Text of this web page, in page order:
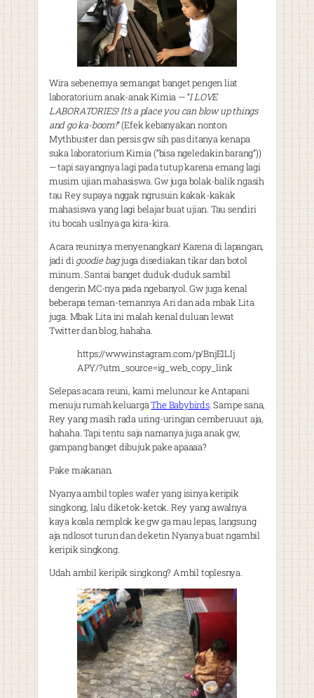
Wira sebenernya semangat banget pengen liat
laboratorium anak-anak Kimia — “I LOVE
LABORATORIES! It’s a place you can blow up things
and go ka-boom!” (Efek kebanyakan nonton
Mythbuster dan persis gw sih pas ditanya kenapa
suka laboratorium Kimia (“bisa ngeledakin barang”))
— tapi sayangnya lagi pada tutup karena emang lagi
musim ujian mahasiswa. Gw juga bolak-balik ngasih
tau Rey supaya nggak ngrusuin kakak-kakak
mahasiswa yang lagi belajar buat ujian. Tau sendiri
itu bocah usilnya ga kira-kira.
Acara reuninya menyenangkan! Karena di lapangan,
jadi digoodie bagjuga disediakan tikar dan botol
minum. Santai banget duduk-duduk sambil
dengerin MC-nya pada ngebanyol. Gw juga kenal
beberapa teman-temannya Ari dan ada mbak Lita
juga. Mbak Lita ini malah kenal duluan lewat
Twitter dan blog, hahaha.
https://www.instagram.com/p/BnjElLIj
APY/?utm_source=ig_web_copy_link
Selepas acara reuni, kami meluncur ke Antapani
menuju rumah keluargaThe Babybirds. Sampe sana,
Rey yang masih rada uring-uringan cemberuuut aja,
hahaha. Tapi tentu saja namanya juga anak gw,
gampang banget dibujuk pake apaaaa?
Pake makanan.
Nyanya ambil toples wafer yang isinya keripik
singkong, lalu diketok-ketok. Rey yang awalnya
kaya koala nemplok ke gw ga mau lepas, langsung
aja ndlosot turun dan deketin Nyanya buat ngambil
keripik singkong.
Udah ambil keripik singkong? Ambil toplesnya.